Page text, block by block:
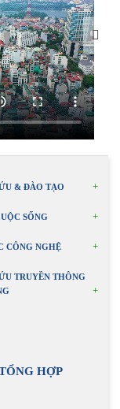
& ĐÀO TẠO
SỐNG
CÔNG NGHỆ
TRUYỀN THÔNG
HỢP